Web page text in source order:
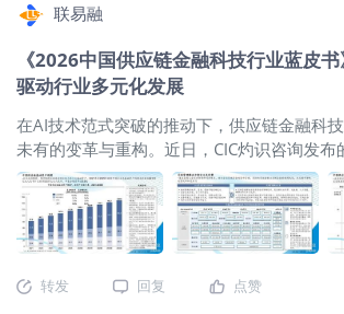
应商而言，融资效率直接关系到经营现
力，聚焦高价值工作 前端自动过滤残
缺、格式错误、要素不匹配等不合格材
料，运营人员无需再投入大量精力处理
重复性初审，可以聚焦于贸易背景深度
合规复核、风险研判等高价值工作。 规
则引擎的可配置性：一把钥匙开多把锁
不同融资品类、不同银行的风控标准存
在显著差异——应收账款融资与订单融
资的审核侧重点不同，不同资金方对发
票校验、合同要素的要求也各有标准。
率、压缩审核时效，切实解决中小微企业融
资贵的核心难题。 为精准引导绿色资金流向
联易融创新推出蜂联AI智能体矩阵，进一步
融审核能力。依托先进的大模型解析技术，
判别项目绿色价值，大幅提升项目识别准确
通过智能化技术赋能，实现绿色项目前置筛
金精准落地、合规流转，也让普惠金融服务
微企业，以技术创新推动供应链金融行业规
托全链条AI智能审核创新体系，联易融实现
境层
破“业务瓶颈”。 为什么中登核查是供应链金
——它直接决定了这笔资产的权属是否清晰
押风险。 但在实际操作中，中登核查长期面
台，逐条输入查询条件、逐份打开附件比对
批量处理。 二是业务波动大。 季末、年末
一天上百笔中登记操作砸过来，纯靠堆人解
难。 人工操作天生存在漏登、错登、漏查的
一旦发生，轻则合规通报，重则资产流转受
景？ 供应链金融全生命周期的五大战役 联
案不只是“查重”这一件事，它在供应链金融的
承其责： 1. 贷前尽调：批量扫雷 融资申请进
联易融
《2026中国供应链金融科技行业蓝皮
驱动行业多元化发展
在AI技术范式突破的推动下，供应链金融科
未有的变革与重构。近日，CIC灼识咨询发布
链金融科技行业蓝皮书》（以下简称《蓝皮
供了全面且前瞻的视角。 行业现状：规模持
赋能 《蓝皮书》显示，2021年至2025年，
产规模从82.6万亿元增长至115.6万亿元，年
加剧背景下，中国供应链韧性显现，核心企业
转发 回复 点赞